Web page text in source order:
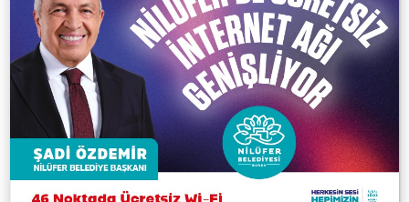
Mahalle halkıyla da bir araya gelerek onların talep ve
önerilerini dinleyen Nilüfer Belediye Başkanı Mustafa
Bozbey, bazı randevularını da burada kabul etti.
Başkan Bozbey’i İnegazi’deki karavanında ziyaret
eden isimlerden biri de Bahar Koç isimli öğrenciydi.
Bahar Koç okul ödevi için Nilüfer Belediye Başkanı
Mustafa Bozbey ile röportaj yaptı.